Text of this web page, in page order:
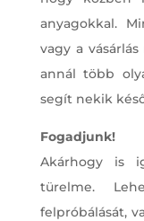
anyagokkal.
vagy a
annál több
segít nekik
Fogadjunk!
Akárhogy is
türelme.
felpróbálását,